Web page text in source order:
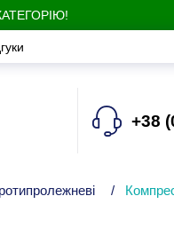
+38
/